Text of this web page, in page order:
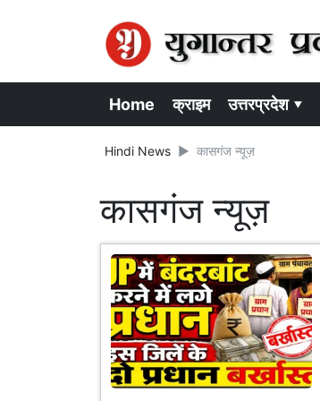
Home क्राइम उत्तरप्रदेश ▾
Hindi News कासगंज न्यूज़
कासगंज न्यूज़